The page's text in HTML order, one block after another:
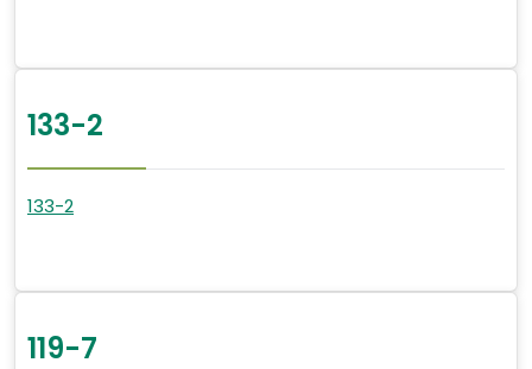
133-2
133-2
119-7